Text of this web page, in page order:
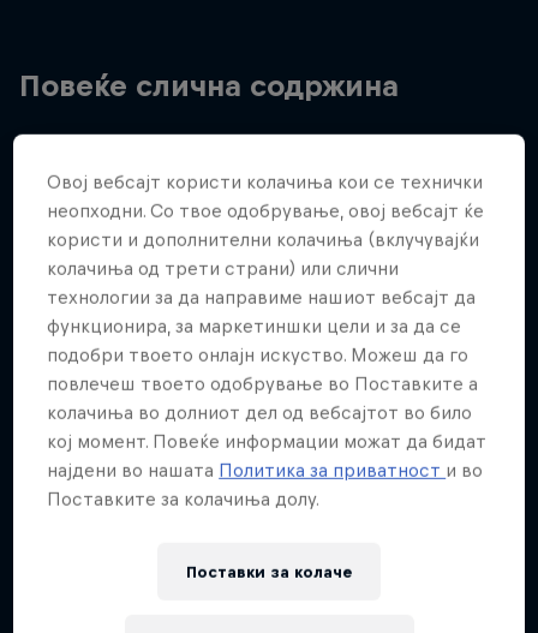
Повеќе слична содржина
Овој вебсајт користи колачиња кои се технички
неопходни. Со твое одобрување, овој вебсајт ќе
користи и дополнителни колачиња (вклучувајќи
колачиња од трети страни) или слични
технологии за да направиме нашиот вебсајт да
функционира, за маркетиншки цели и за да се
подобри твоето онлајн искуство. Можеш да го
повлечеш твоето одобрување во Поставките а
колачиња во долниот дел од вебсајтот во било
кој момент. Повеќе информации можат да бидат
најдени во нашата Политика за приватност и во
Поставките за колачиња долу.
Поставки за колачe